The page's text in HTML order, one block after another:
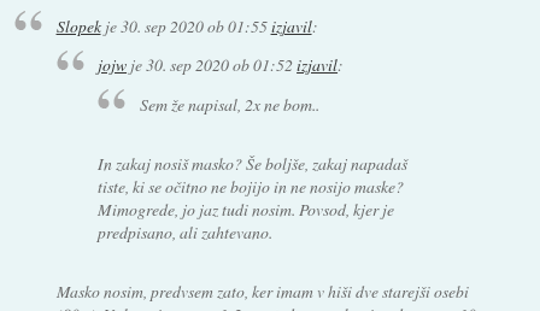
Slopekje30. sep 2020 ob 01:55izjavil:
jojw je30. sep 2020 ob 01:52izjavil:
Sem že napisal, 2x ne bom..
In zakaj nosiš masko? Še boljše, zakaj napadaš
tiste, ki se očitno ne bojijo in ne nosijo maske?
Mimogrede, jo jaz tudi nosim. Povsod, kjer je
predpisano, ali zahtevano.
Masko nosim, predvsem zato, ker imam v hiši dve starejši osebi